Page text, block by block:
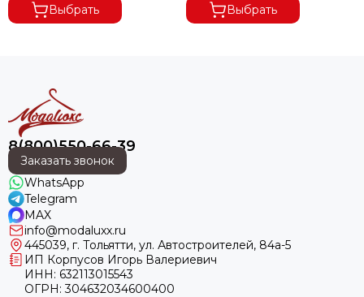
Выбрать
Выбрать
8(800)550-66-39
Заказать звонок
WhatsApp
Telegram
MAX
info@modaluxx.ru
445039, г. Тольятти, ул. Автостроителей, 84а-5
ИП Корпусов Игорь Валериевич
ИНН: 632113015543
ОГРН: 304632034600400